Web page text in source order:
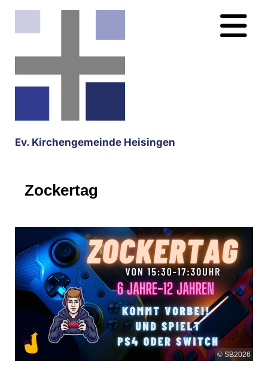
Ev. Kirchengemeinde Heisingen
Zockertag
© SB2026